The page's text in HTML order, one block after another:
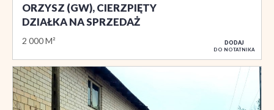
ORZYSZ (GW), CIERZPIĘTY
DZIAŁKA NA SPRZEDAŻ
2 000 M² DODAJ
DO NOTATNIKA